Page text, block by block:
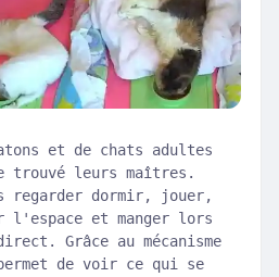
et de chats adultes
trouvé leurs maîtres.
regarder dormir, jouer,
et manger lors
Grâce au mécanisme
de voir ce qui se